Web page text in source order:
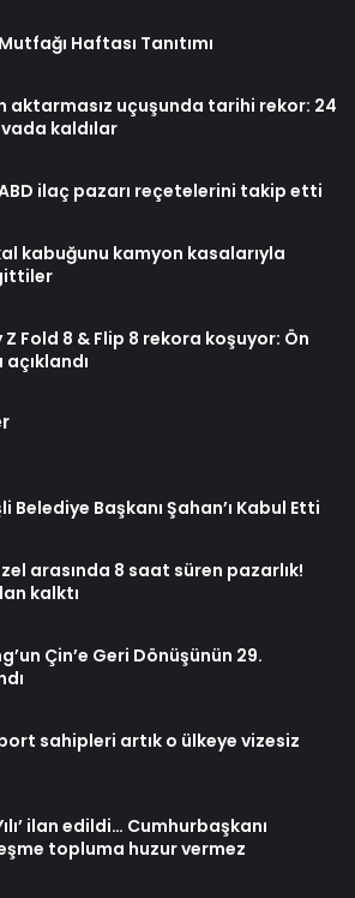
Haftası Tanıtımı
aktarmasız uçuşunda tarihi rekor: 24
kaldılar
ilaç pazarı reçetelerini takip etti
kabuğunu kamyon kasalarıyla
Fold 8 & Flip 8 rekora koşuyor: Ön
Belediye Başkanı Şahan’ı Kabul Etti
arasında 8 saat süren pazarlık!
kalktı
Çin’e Geri Dönüşünün 29.
sahipleri artık o ülkeye vizesiz
ilan edildi… Cumhurbaşkanı
topluma huzur vermez